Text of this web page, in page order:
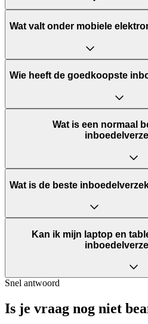
Wat valt onder mobiele
Wie heeft de goedkoopste
Wat is een normaal
Wat is de beste
Kan ik mijn laptop en
Snel antwoord
Is je vraag nog niet